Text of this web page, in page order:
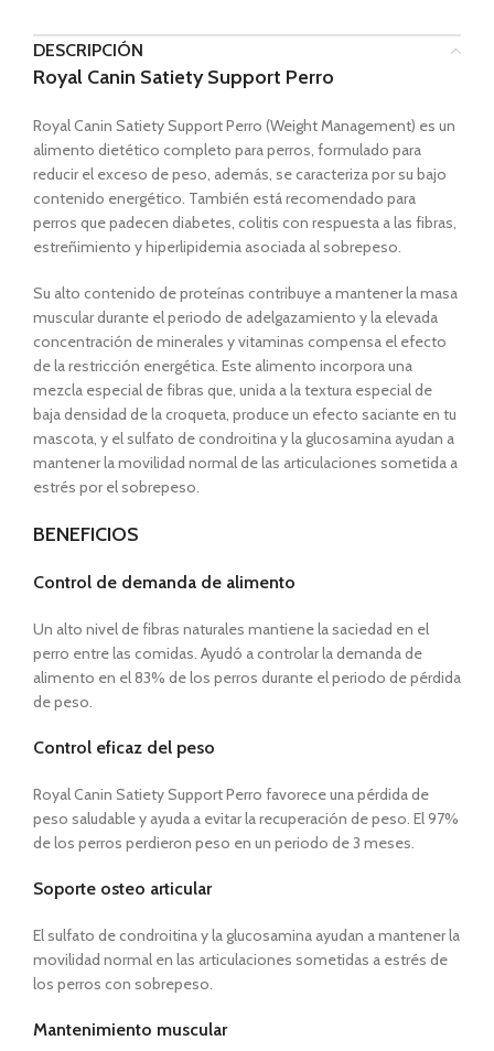
DESCRIPCIÓN
Royal Canin Satiety Support Perro
Royal Canin Satiety Support Perro (Weight Management) es un
alimento dietético completo para perros, formulado para
reducir el exceso de peso, además, se caracteriza por su bajo
contenido energético. También está recomendado para
perros que padecen diabetes, colitis con respuesta a las fibras,
estreñimiento y hiperlipidemia asociada al sobrepeso.
Su alto contenido de proteínas contribuye a mantener la masa
muscular durante el periodo de adelgazamiento y la elevada
concentración de minerales y vitaminas compensa el efecto
de la restricción energética. Este alimento incorpora una
mezcla especial de fibras que, unida a la textura especial de
baja densidad de la croqueta, produce un efecto saciante en tu
mascota, y el sulfato de condroitina y la glucosamina ayudan a
mantener la movilidad normal de las articulaciones sometida a
estrés por el sobrepeso.
BENEFICIOS
Control de demanda de alimento
Un alto nivel de fibras naturales mantiene la saciedad en el
perro entre las comidas. Ayudó a controlar la demanda de
alimento en el 83% de los perros durante el periodo de pérdida
de peso.
Control eficaz del peso
Royal Canin Satiety Support Perro favorece una pérdida de
peso saludable y ayuda a evitar la recuperación de peso. El 97%
de los perros perdieron peso en un periodo de 3 meses.
Soporte osteo articular
El sulfato de condroitina y la glucosamina ayudan a mantener la
movilidad normal en las articulaciones sometidas a estrés de
los perros con sobrepeso.
Mantenimiento muscular